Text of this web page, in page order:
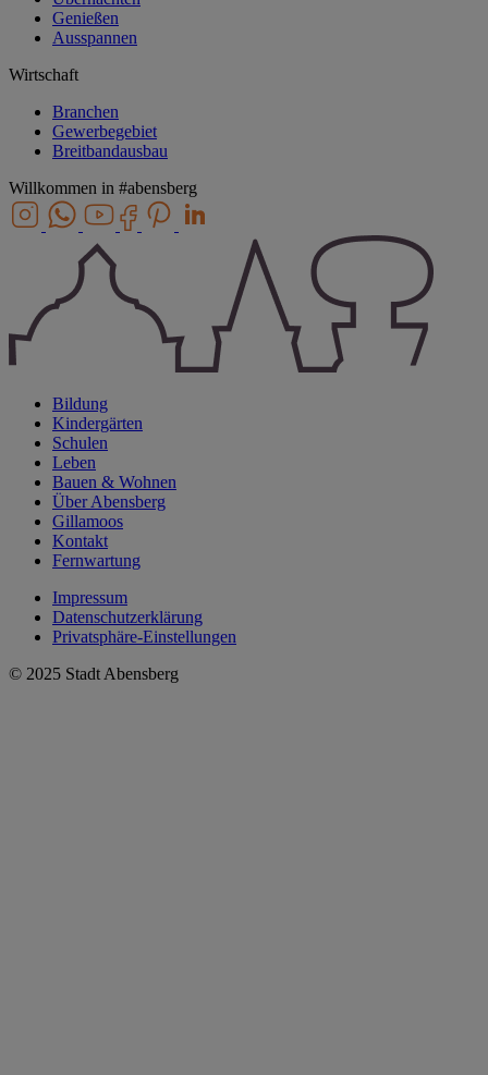
Genießen
Ausspannen
Wirtschaft
Branchen
Gewerbegebiet
Breitbandausbau
Willkommen in #abensberg
Bildung
Kindergärten
Schulen
Leben
Bauen & Wohnen
Über Abensberg
Gillamoos
Kontakt
Fernwartung
Impressum
Datenschutzerklärung
Privatsphäre-Einstellungen
© 2025 Stadt Abensberg